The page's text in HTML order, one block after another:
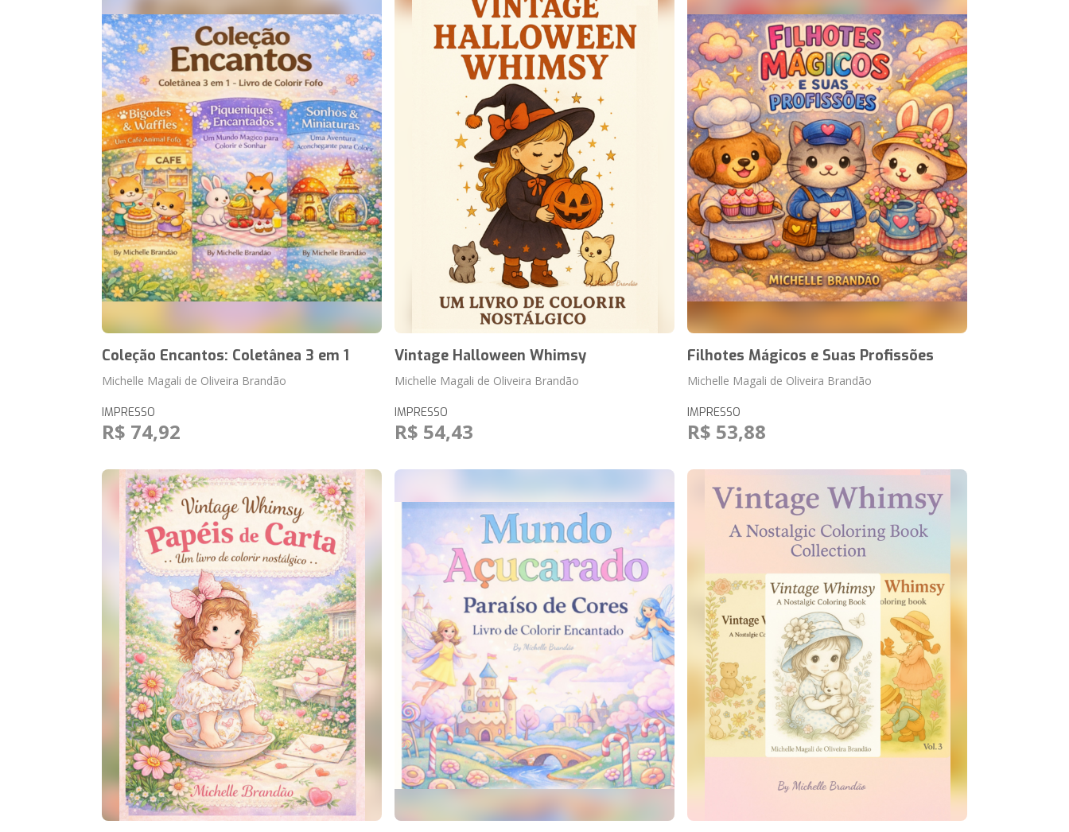
Coleção Encantos: Coletânea 3 em 1
Michelle Magali de Oliveira Brandão
IMPRESSO
R$ 74,92
Vintage Halloween Whimsy
Michelle Magali de Oliveira Brandão
IMPRESSO
R$ 54,43
Filhotes Mágicos e Suas Profissões
Michelle Magali de Oliveira Brandão
IMPRESSO
R$ 53,88